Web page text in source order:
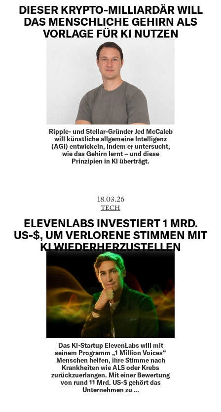
DIESER KRYPTO-MILLIARDÄR WILL
DAS MENSCHLICHE GEHIRN ALS
VORLAGE FÜR KI NUTZEN
Ripple- und Stellar-Gründer Jed McCaleb
will künstliche allgemeine Intelligenz
(AGI) entwickeln, indem er untersucht,
wie das Gehirn lernt – und diese
Prinzipien in KI überträgt.
18.03.26
TECH
ELEVENLABS INVESTIERT 1 MRD.
US-$, UM VERLORENE STIMMEN MIT
KI WIEDERHERZUSTELLEN
Das KI-Startup ElevenLabs will mit
seinem Programm „1 Million Voices“
Menschen helfen, ihre Stimme nach
Krankheiten wie ALS oder Krebs
zurückzuerlangen. Mit einer Bewertung
von rund 11 Mrd. US-$ gehört das
Unternehmen zu …